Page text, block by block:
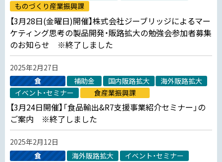
ものづくり産業振興課
【3月28日(金曜日)開催】株式会社ジーブリッジによるマー
ケティング思考の製品開発・販路拡大の勉強会参加者募集
のお知らせ ※終了しました
2025年2月27日
食
補助金 国内販路拡大
海外販路拡大
イベント・セミナー
食産業振興課
【3月24日開催】「食品輸出&R7支援事業紹介セミナー」の
ご案内 ※終了しました
2025年2月12日
食
海外販路拡大 イベント・セミナー